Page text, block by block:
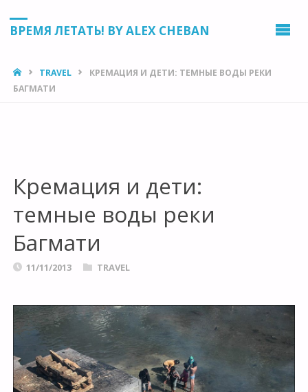
ВРЕМЯ ЛЕТАТЬ! BY ALEX CHEBAN
HOMETRAVEL
КРЕМАЦИЯ И ДЕТИ: ТЕМНЫЕ ВОДЫ РЕКИ
БАГМАТИ
Кремация и дети:
темные воды реки
Багмати
11/11/2013 TRAVEL